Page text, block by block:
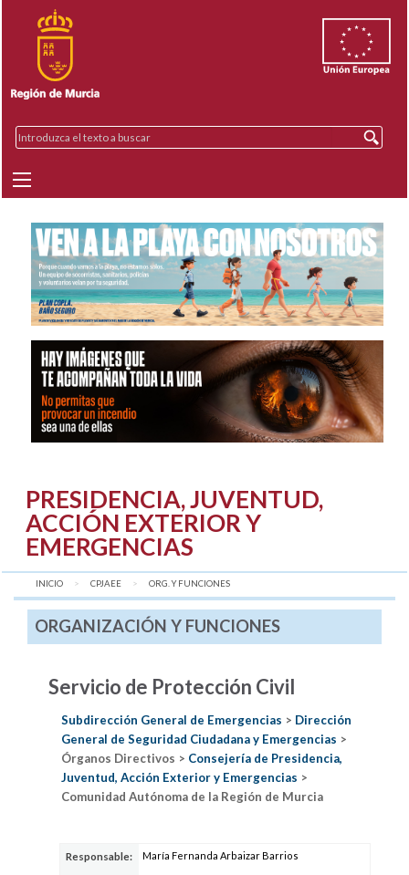
PRESIDENCIA, JUVENTUD,
ACCIÓN EXTERIOR Y
EMERGENCIAS
INICIO CPJAEE AQUÍ:
ORG. Y FUNCIONES
ORGANIZACIÓN Y FUNCIONES
Servicio de Protección Civil
Subdirección General de Emergencias > Dirección
General de Seguridad Ciudadana y Emergencias >
Órganos Directivos > Consejería de Presidencia,
Juventud, Acción Exterior y Emergencias >
Comunidad Autónoma de la Región de Murcia
Responsable: María Fernanda Arbaizar Barrios